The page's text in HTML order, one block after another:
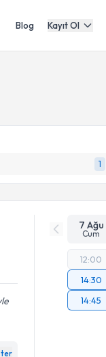
Blog Kayıt Ol
1
7 Ağu
Cum
12:00
14:30
14:45